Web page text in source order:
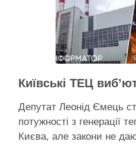
понад 10 млрд грн, …
Активісти району
Депутат Леонід Ємець
потужності з генерації
Києва, але закони не